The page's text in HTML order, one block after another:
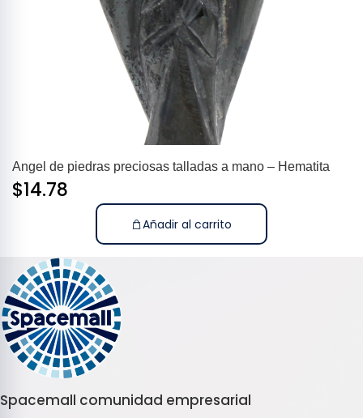
Angel de piedras preciosas talladas a mano – Hematita
$14.78
Añadir al carrito
Spacemall comunidad empresarial